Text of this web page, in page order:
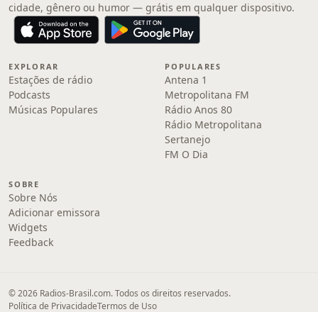
cidade, gênero ou humor — grátis em qualquer dispositivo.
EXPLORAR
Estações de rádio
Podcasts
Músicas Populares
POPULARES
Antena 1
Metropolitana FM
Rádio Anos 80
Rádio Metropolitana
Sertanejo
FM O Dia
SOBRE
Sobre Nós
Adicionar emissora
Widgets
Feedback
© 2026 Radios-Brasil.com. Todos os direitos reservados.
Política de PrivacidadeTermos de Uso